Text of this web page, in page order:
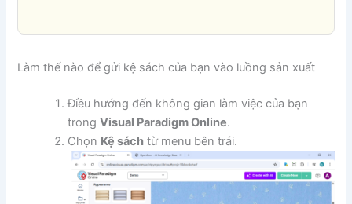
Làm thế nào để gửi kệ sách của bạn vào luồng sản xuất
Điều hướng đến không gian làm việc của bạn
trongVisual Paradigm Online.
Chọn Kệ sách từ menu bên trái.